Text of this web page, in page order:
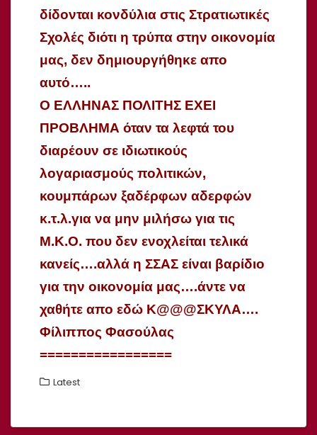
δίδονται κονδύλια στις Στρατιωτικές
Σχολές διότι η τρύπα στην οικονομία
μας, δεν δημιουργήθηκε απο
αυτό…..
Ο ΕΛΛΗΝΑΣ ΠΟΛΙΤΗΣ ΕΧΕΙ
ΠΡΟΒΛΗΜΑ όταν τα λεφτά του
διαρέουν σε ιδιωτικούς
λογαριασμούς πολιτικών,
κουμπάρων ξαδέρφων αδερφών
κ.τ.λ.για να μην μιλήσω για τις
Μ.Κ.Ο. που δεν ενοχλείται τελικά
κανείς….αλλά η ΣΣΑΣ είναι βαρίδιο
για την οικονομία μας….άντε να
χαθήτε απο εδώ Κ@@@ΣΚΥΛΑ….
Φίλιππος Φασούλας
=================
Latest